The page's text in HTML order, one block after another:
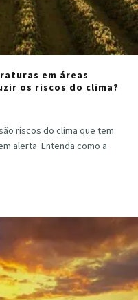
em áreas
os riscos do clima?
riscos do clima que tem
alerta. Entenda como a